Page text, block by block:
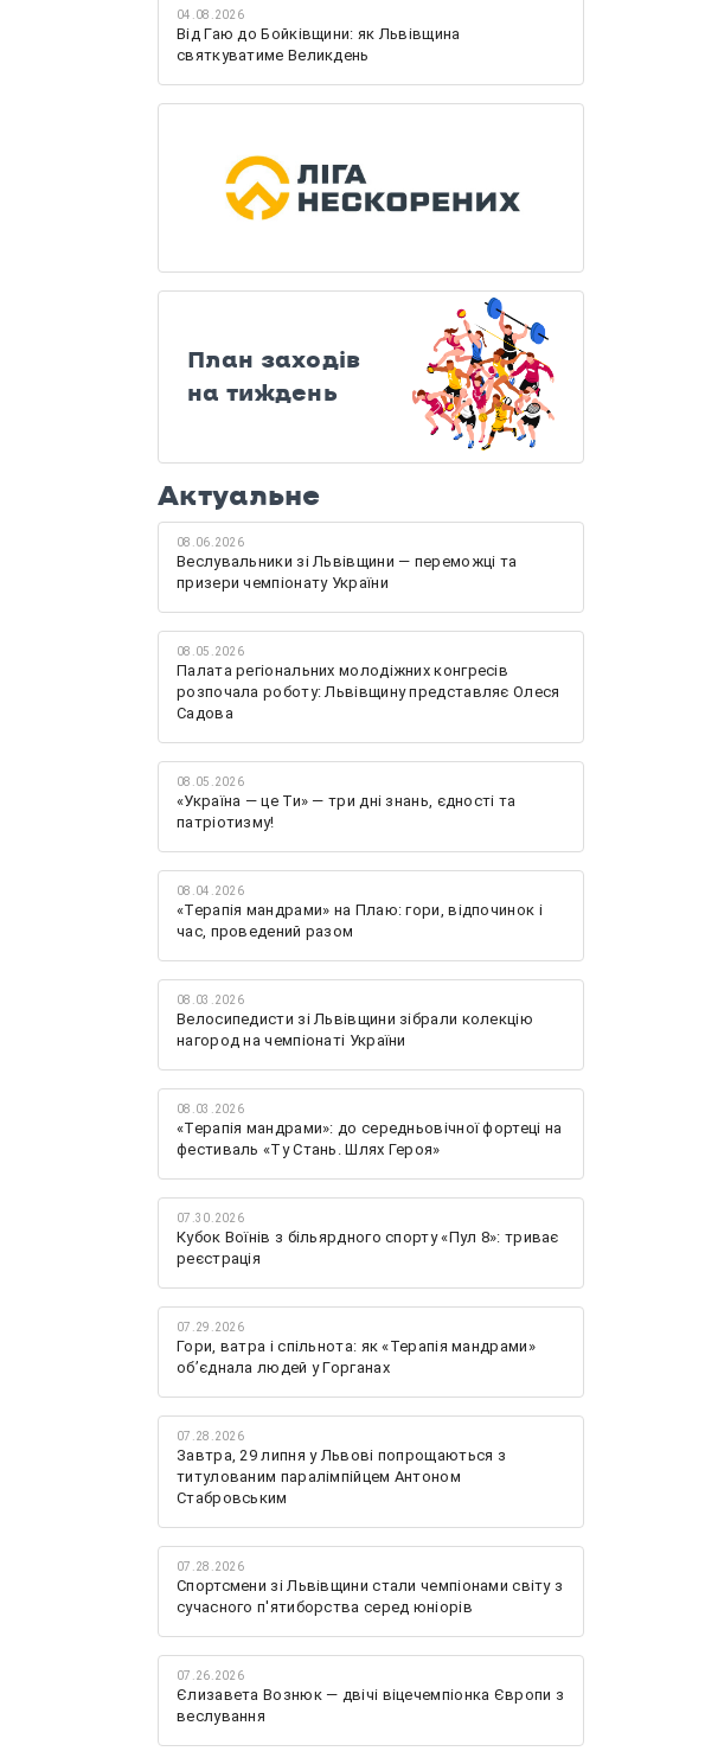
04.08.2026
Від Гаю до Бойківщини: як Львівщина
святкуватиме Великдень
План заходів
на тиждень
Актуальне
08.06.2026
Веслувальники зі Львівщини — переможці та
призери чемпіонату України
08.05.2026
Палата регіональних молодіжних конгресів
розпочала роботу: Львівщину представляє Олеся
Садова
08.05.2026
«Україна — це Ти» — три дні знань, єдності та
патріотизму!
08.04.2026
«Терапія мандрами» на Плаю: гори, відпочинок і
час, проведений разом
08.03.2026
Велосипедисти зі Львівщини зібрали колекцію
нагород на чемпіонаті України
08.03.2026
«Терапія мандрами»: до середньовічної фортеці на
фестиваль «Ту Стань. Шлях Героя»
07.30.2026
Кубок Воїнів з більярдного спорту «Пул 8»: триває
реєстрація
07.29.2026
Гори, ватра і спільнота: як «Терапія мандрами»
об’єднала людей у Горганах
07.28.2026
Завтра, 29 липня у Львові попрощаються з
титулованим паралімпійцем Антоном
Стабровським
07.28.2026
Спортсмени зі Львівщини стали чемпіонами світу з
сучасного п'ятиборства серед юніорів
07.26.2026
Єлизавета Вознюк — двічі віцечемпіонка Європи з
веслування